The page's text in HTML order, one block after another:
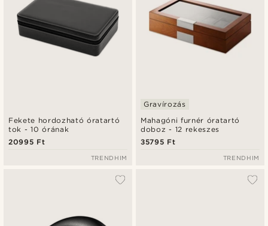
Fekete hordozható óratartó
tok - 10 órának
20995 Ft
TRENDHIM
Mahagóni furnér óratartó
doboz - 12 rekeszes
Gravírozás
35795 Ft
TRENDHIM